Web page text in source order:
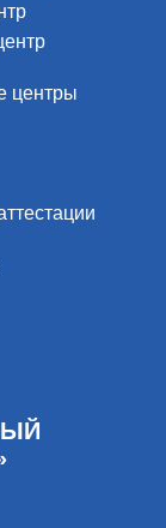
центры